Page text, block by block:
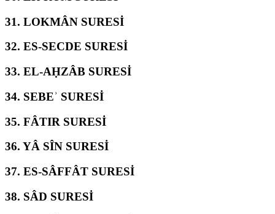
31. LOKMÂN SURESİ
32. ES-SECDE SURESİ
33. EL-AḤZÂB SURESİ
34. SEBEʾ SURESİ
35. FÂTIR SURESİ
36. YÂ SÎN SURESİ
37. ES-SÂFFÂT SURESİ
38. SÂD SURESİ